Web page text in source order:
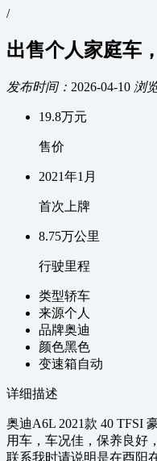
/
出售个人家庭车
发布时间： 2026-04-10 浏
19.8万元
售价
2021年1 月
首次上牌
8.75万公里
行驶里程
类型轿车
来源个人
品牌奥迪
颜色黑色
变速箱自动
详细描述
奥迪A6L 2021款 40 TFSI
用车，车况佳，保养良好
联系我时请说明是在酉阳